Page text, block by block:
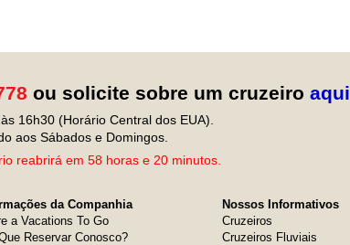
ou solicite sobre um cruzeiro aqui
16h30 (Horário Central dos EUA).
aos Sábados e Domingos.
reabrirá em 58 horas e 20 minutos.
da Companhia
a Vacations To Go
Reservar Conosco?
Nossos Informativos
Cruzeiros
Cruzeiros Fluviais